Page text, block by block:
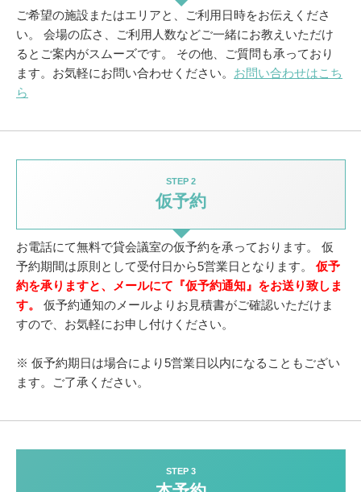
ご希望の施設またはエリアと、ご利用日時をお伝えくださ
い。
会場の広さ、ご利用人数などご一緒にお教えいただけ
るとご案内がスムーズです。
その他、ご質問も承っており
ます。お気軽にお問い合わせください。 お問い合わせはこち
ら
STEP 2
仮予約
お電話にて無料で貸会議室の仮予約を承っております。
仮
予約期間は原則として受付日から5営業日となります。
仮予
約を承りますと、メールにて『仮予約通知』をお送り致しま
す。
仮予約通知のメールよりお見積書がご確認いただけま
すので、お気軽にお申し付けください。
※ 仮予約期日は場合により5営業日以内になることもござい
ます。ご了承ください。
STEP 3